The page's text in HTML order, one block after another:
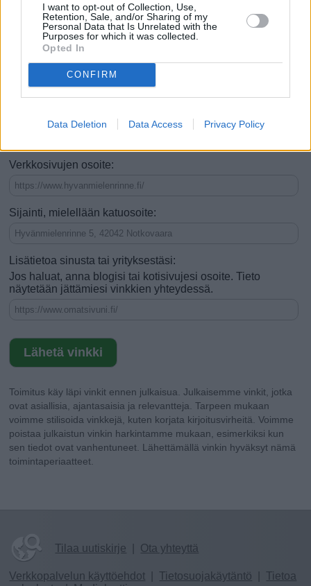
I want to opt-out of Collection, Use,
Retention, Sale, and/or Sharing of my
Personal Data that Is Unrelated with the
Purposes for which it was collected.
Opted In
CONFIRM
Data Deletion Data Access Privacy Policy
Siellä voi ruokailla (esim. ravintola)
Voi tehdä ostoksia (esim. kauppa)
Voi yöpyä (esim. hotelli)
Hyvä lapsiperheille
Verkkosivujen osoite:
Sijainti, mielellään katuosoite:
Lisätietoa sinusta tai yrityksestäsi:
Jos haluat, anna blogisi tai kotisivujesi osoite. Tieto
näytetään jättämiesi vinkkien yhteydessä.
Toimitus käy läpi vinkit ennen julkaisua. Julkaisemme vinkit, jotka
ovat asiallisia, ajantasaisia ja relevantteja. Tarpeen mukaan
voimme stilisoida vinkkejä, kuten korjata kirjoitusvirheitä. Voimme
poistaa julkaistun vinkin harkintamme mukaan, esimerkiksi kun
sen tiedot ovat vanhentuneet. Lähettämällä vinkin hyväksyt nämä
toimintaperiaatteet.
Tilaa uutiskirje Ota yhteyttä
Verkkopalvelun käyttöehdot Tietosuojakäytäntö
Tietoa